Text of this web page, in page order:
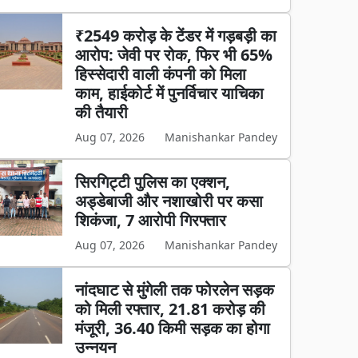
₹2549 करोड़ के टेंडर में गड़बड़ी का
आरोप: जेवी पर रोक, फिर भी 65%
हिस्सेदारी वाली कंपनी को मिला
काम, हाईकोर्ट में पुनर्विचार याचिका
की तैयारी
Aug 07, 2026 Manishankar Pandey
सिरगिट्टी पुलिस का एक्शन,
अड्डेबाजी और नशाखोरी पर कसा
शिकंजा, 7 आरोपी गिरफ्तार
Aug 07, 2026 Manishankar Pandey
नांदघाट से मुंगेली तक फोरलेन सड़क
को मिली रफ्तार, 21.81 करोड़ की
मंजूरी, 36.40 किमी सड़क का होगा
उन्नयन